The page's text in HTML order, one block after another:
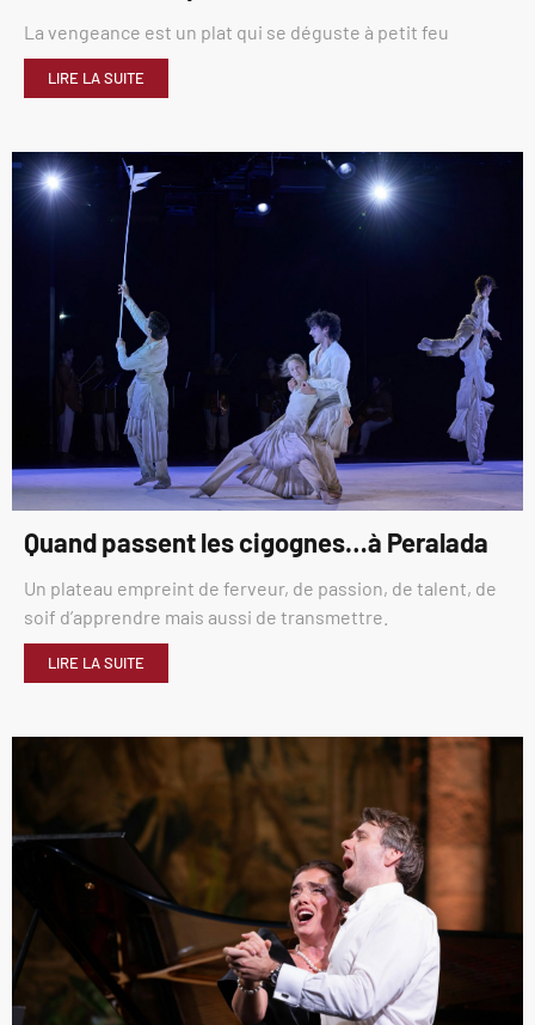
La vengeance est un plat qui se déguste à petit feu
LIRE LA SUITE
Quand passent les cigognes…à Peralada
Un plateau empreint de ferveur, de passion, de talent, de
soif d’apprendre mais aussi de transmettre.
LIRE LA SUITE